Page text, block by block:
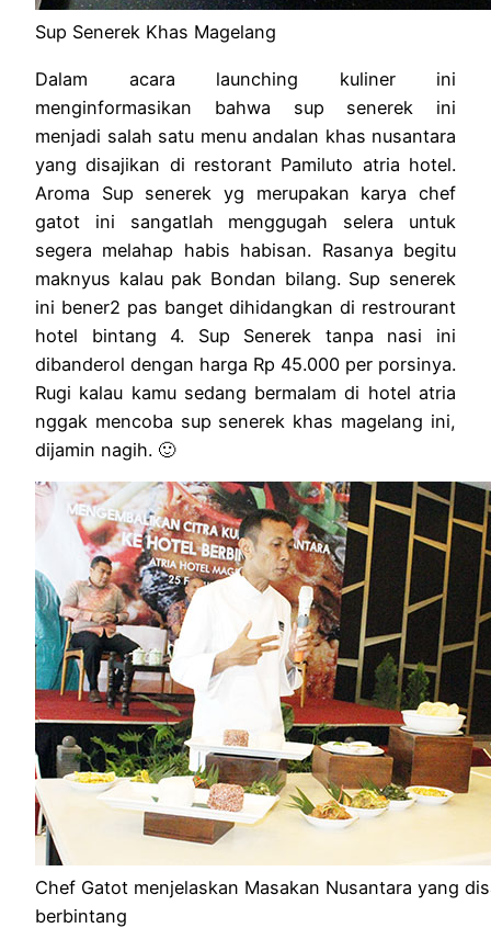
Sup Senerek Khas Magelang
Dalam acara launching kuliner ini
menginformasikan bahwa sup senerek ini
menjadi salah satu menu andalan khas nusantara
yang disajikan di restorant Pamiluto atria hotel.
Aroma Sup senerek yg merupakan karya chef
gatot ini sangatlah menggugah selera untuk
segera melahap habis habisan. Rasanya begitu
maknyus kalau pak Bondan bilang. Sup senerek
ini bener2 pas banget dihidangkan di restrourant
hotel bintang 4. Sup Senerek tanpa nasi ini
dibanderol dengan harga Rp 45.000 per porsinya.
Rugi kalau kamu sedang bermalam di hotel atria
nggak mencoba sup senerek khas magelang ini,
dijamin nagih. 🙂
Chef Gatot menjelaskan Masakan Nusantara yang
berbintang